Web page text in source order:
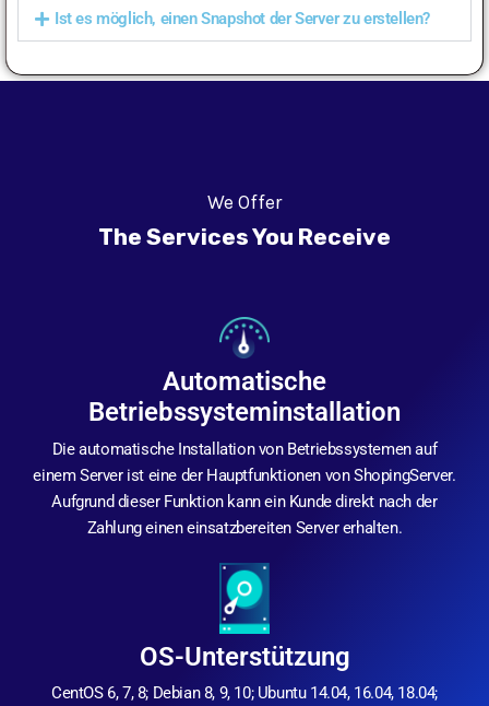
Ist es möglich, einen Snapshot der Server zu erstellen?
We Offer
The Services You Receive
Automatische
Betriebssysteminstallation
Die automatische Installation von Betriebssystemen auf
einem Server ist eine der Hauptfunktionen von ShopingServer.
Aufgrund dieser Funktion kann ein Kunde direkt nach der
Zahlung einen einsatzbereiten Server erhalten.
OS-Unterstützung
CentOS 6, 7, 8; Debian 8, 9, 10; Ubuntu 14.04, 16.04, 18.04;